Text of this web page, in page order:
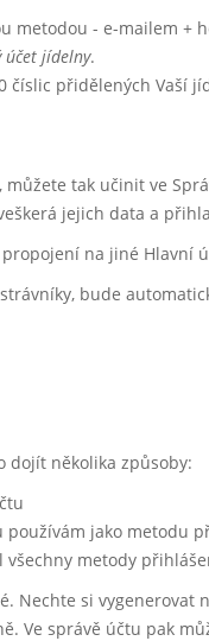
metodou - e-mailem +
jídelny.
číslic přidělených Vaší
tak učinit ve
jejich data a
na jiné Hlavní
bude
dojít několika způsoby:
jako metodu
metody
Nechte si
Ve správě účtu pak